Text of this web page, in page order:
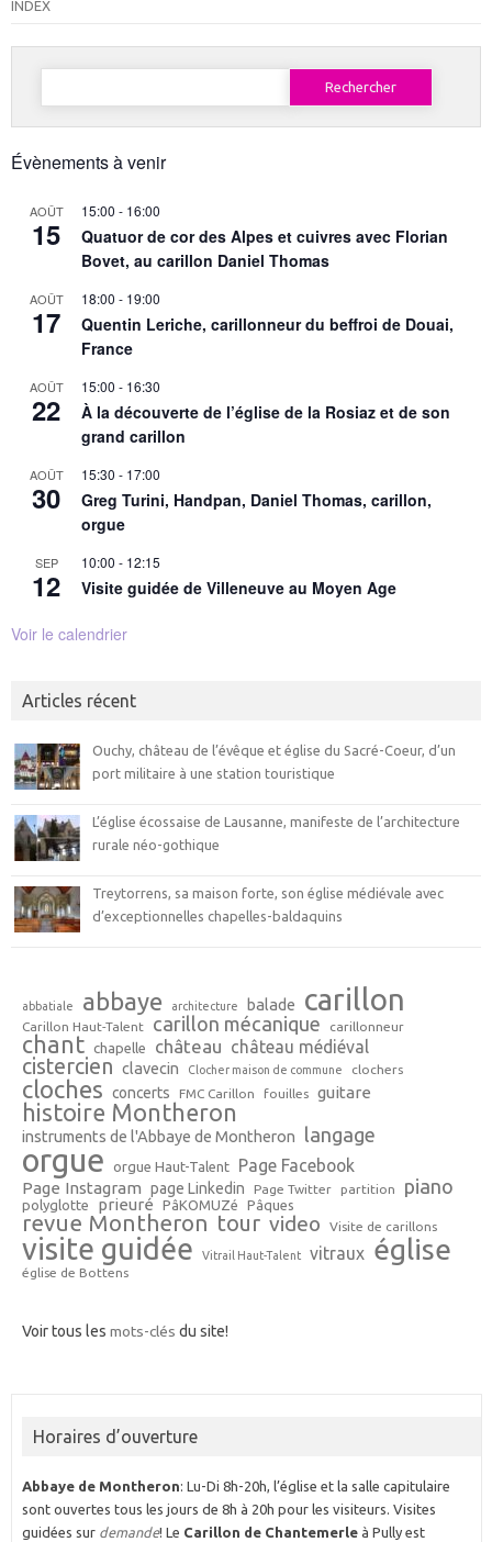
INDEX
Rechercher :
Évènements à venir
AOÛT
15
15:00 - 16:00
Quatuor de cor des Alpes et cuivres avec Florian
Bovet, au carillon Daniel Thomas
AOÛT
17
18:00 - 19:00
Quentin Leriche, carillonneur du beffroi de Douai,
France
AOÛT
22
15:00 - 16:30
À la découverte de l’église de la Rosiaz et de son
grand carillon
AOÛT
30
15:30 - 17:00
Greg Turini, Handpan, Daniel Thomas, carillon,
orgue
SEP
12
10:00 - 12:15
Visite guidée de Villeneuve au Moyen Age
Voir le calendrier
Articles récent
Ouchy, château de l’évêque et église du Sacré-Coeur, d’un
port militaire à une station touristique
L’église écossaise de Lausanne, manifeste de l’architecture
rurale néo-gothique
Treytorrens, sa maison forte, son église médiévale avec
d’exceptionnelles chapelles-baldaquins
abbatiale abbaye architecture balade carillon
Carillon Haut-Talent carillon mécanique carillonneur
chant chapelle château château médiéval
cistercien clavecin Clocher maison de commune clochers
cloches concerts FMC Carillon fouilles guitare
histoire Montheron
instruments de l'Abbaye de Montheron langage
orgue orgue Haut-Talent Page Facebook
Page Instagram page Linkedin Page Twitter partition piano
polyglotte prieuré PâKOMUZé Pâques
revue Montheron tour video Visite de carillons
visite guidée Vitrail Haut-Talent vitraux église
église de Bottens
Voir tous les mots-clés du site!
Horaires d’ouverture
Abbaye de Montheron: Lu-Di 8h-20h, l’église et la salle capitulaire
sont ouvertes tous les jours de 8h à 20h pour les visiteurs. Visites
guidées sur demande! Le Carillon de Chantemerleà Pully est